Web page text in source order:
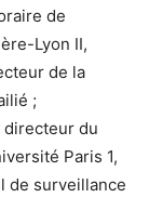
de
Lyon II,
de la
;
du
Paris 1,
de surveillance